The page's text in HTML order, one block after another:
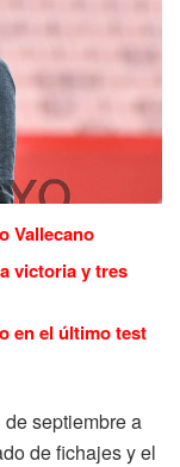
Vallecano
victoria y tres
en el último test
septiembre a
de fichajes y el